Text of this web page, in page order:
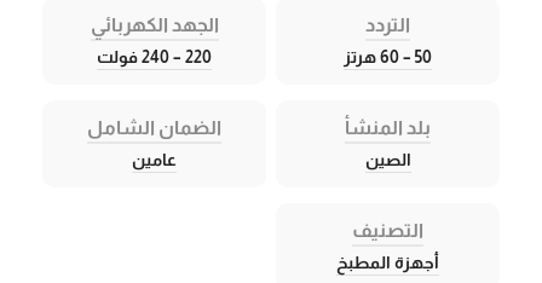
التردد
50 – 60 هرتز
الجهد الكهربائي
220 – 240 فولت
بلد المنشأ
الصين
الضمان الشامل
عامين
التصنيف
أجهزة المطبخ